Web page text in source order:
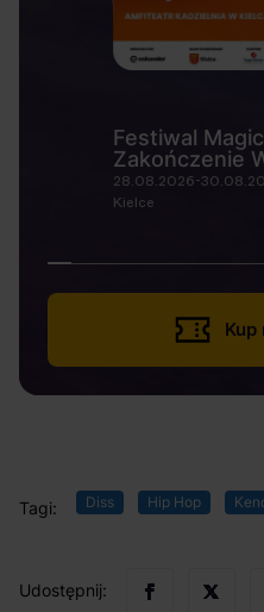
Festiwal
Zakończenie
28.08.2026-
Kielce
Kup
Tagi: Diss Hip Hop
Udostępnij: